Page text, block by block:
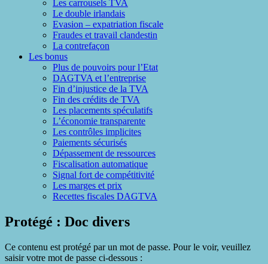
Les carrousels TVA
Le double irlandais
Evasion – expatriation fiscale
Fraudes et travail clandestin
La contrefaçon
Les bonus
Plus de pouvoirs pour l’Etat
DAGTVA et l’entreprise
Fin d’injustice de la TVA
Fin des crédits de TVA
Les placements spéculatifs
L’économie transparente
Les contrôles implicites
Paiements sécurisés
Dépassement de ressources
Fiscalisation automatique
Signal fort de compétitivité
Les marges et prix
Recettes fiscales DAGTVA
Protégé : Doc divers
Ce contenu est protégé par un mot de passe. Pour le voir, veuillez
saisir votre mot de passe ci-dessous :